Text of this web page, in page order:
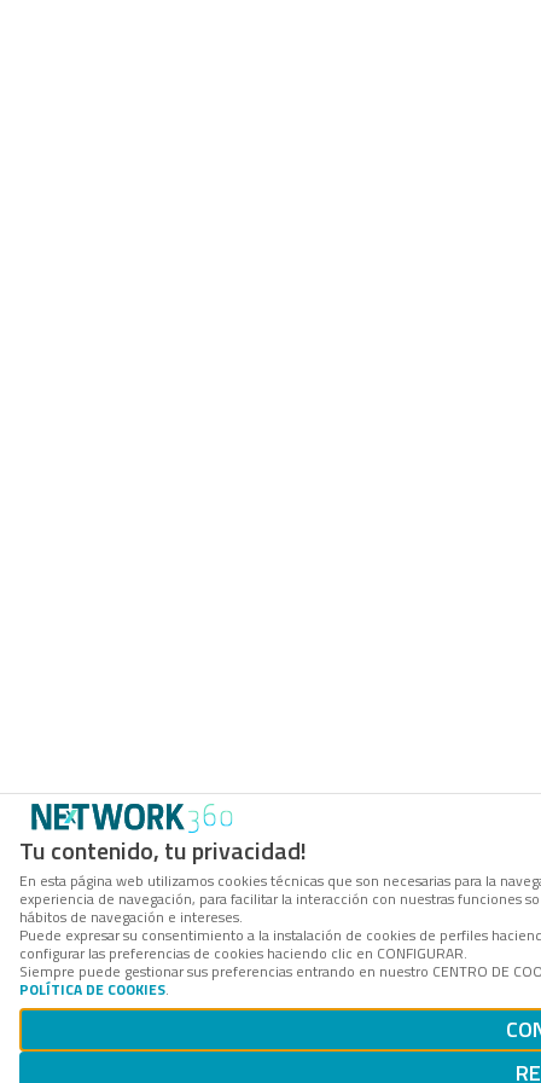
Tu contenido, tu privacidad!
En esta página web utilizamos cookies técnicas que son necesarias para la
experiencia de navegación, para facilitar la interacción con nuestras funciones
hábitos de navegación e intereses.
Puede expresar su consentimiento a la instalación de cookies de perfiles
configurar las preferencias de cookies haciendo clic en CONFIGURAR.
Siempre puede gestionar sus preferencias entrando en nuestro CENTRO DE
POLÍTICA DE COOKIES.